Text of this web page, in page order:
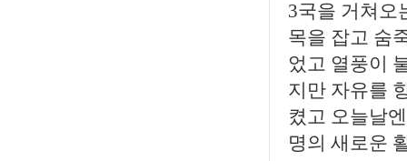
3국을 거쳐오
목을 잡고 숨
었고 열풍이
지만 자유를
켰고 오늘날
명의 새로운